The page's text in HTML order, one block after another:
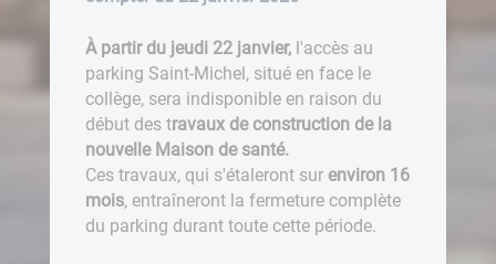
À partir du jeudi 22 janvier, l'accès au
parking Saint-Michel, situé en face le
collège, sera indisponible en raison du
début des travaux de construction de la
nouvelle Maison de santé.
Ces travaux, qui s'étaleront sur environ 16
mois, entraîneront la fermeture complète
du parking durant toute cette période.